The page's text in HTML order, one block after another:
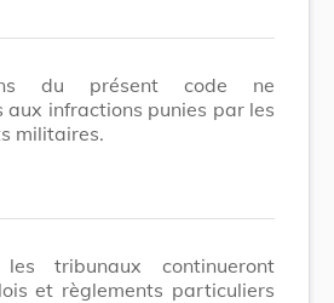
du présent code ne
infractions punies par les
militaires.
tribunaux continueront
et règlements particuliers